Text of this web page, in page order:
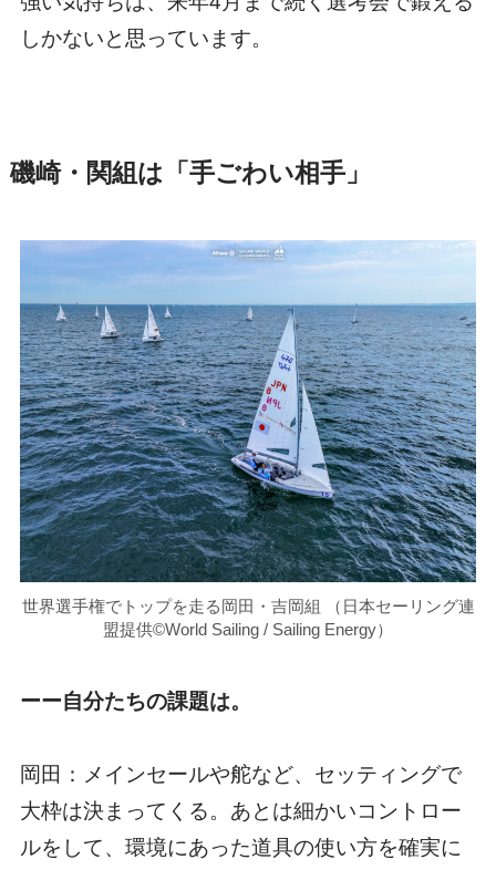
しかないと思っています。
磯崎・関組は「手ごわい相手」
世界選手権でトップを走る岡田・吉岡組 （日本セーリング連
盟提供©World Sailing / Sailing Energy）
ーー自分たちの課題は。
岡田：メインセールや舵など、セッティングで
大枠は決まってくる。あとは細かいコントロー
ルをして、環境にあった道具の使い方を確実に